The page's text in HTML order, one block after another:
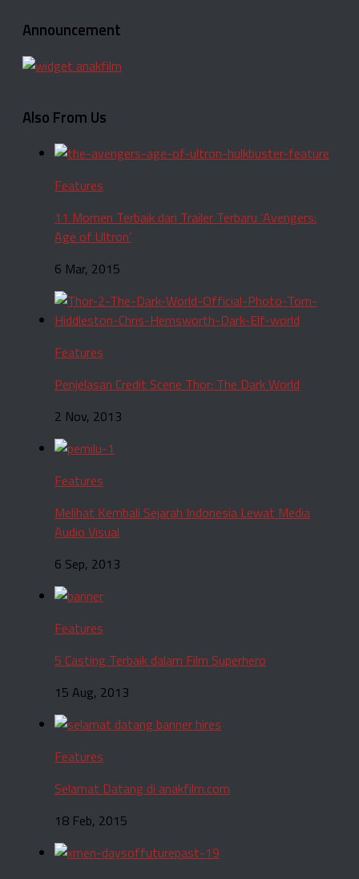
Announcement
Also From Us
Features
11 Momen Terbaik dari Trailer Terbaru ‘Avengers:
Age of Ultron’
6 Mar, 2015
Features
Penjelasan Credit Scene Thor: The Dark World
2 Nov, 2013
Features
Melihat Kembali Sejarah Indonesia Lewat Media
Audio Visual
6 Sep, 2013
Features
5 Casting Terbaik dalam Film Superhero
15 Aug, 2013
Features
Selamat Datang di anakfilm.com
18 Feb, 2015